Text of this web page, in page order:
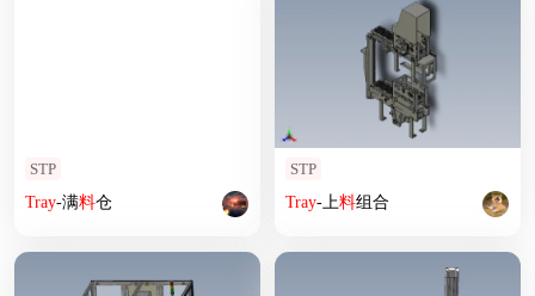
STP
Tray-满料仓
STP
Tray-上料组合